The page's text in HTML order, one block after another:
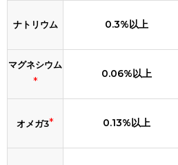
ナトリウム 0.3%以上
マグネシウム
*
0.06%以上
オメガ3* 0.13%以上